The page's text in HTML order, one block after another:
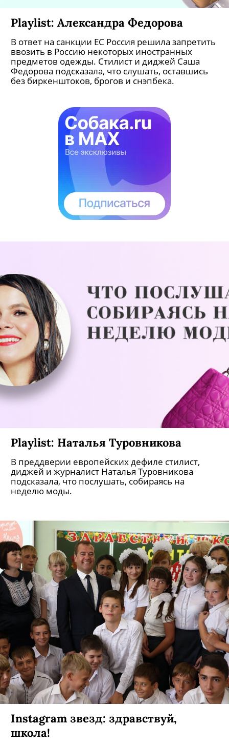
Playlist: Александра Федорова
В ответ на санкции ЕС Россия решила запретить
ввозить в Россию некоторых иностранных
предметов одежды. Стилист и диджей Саша
Федорова подсказала, что слушать, оставшись
без биркенштоков, брогов и снэпбека.
Playlist: Наталья Туровникова
В преддверии европейских дефиле стилист,
диджей и журналист Наталья Туровникова
подсказала, что послушать, собираясь на
неделю моды.
Instagram звезд: здравствуй,
школа!